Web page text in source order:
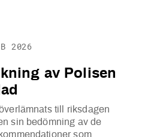
2026
av Polisen
till riksdagen
sin bedömning av de
som